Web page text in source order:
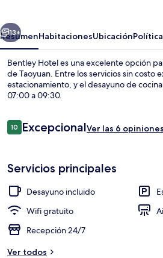
Siguiente
13+
ResumenHabitacionesUbicación
Bentley Hotel es una excelente opción
de Taoyuan. Entre los servicios sin costo
estacionamiento, y el desayuno de
07:00 a 09:30.
Opiniones
1010 de 10,
ExcepcionalVer las 6 opiniones
Servicios principales
Desayuno incluido
Wifi gratuito
Recepción 24/7
Ver todos